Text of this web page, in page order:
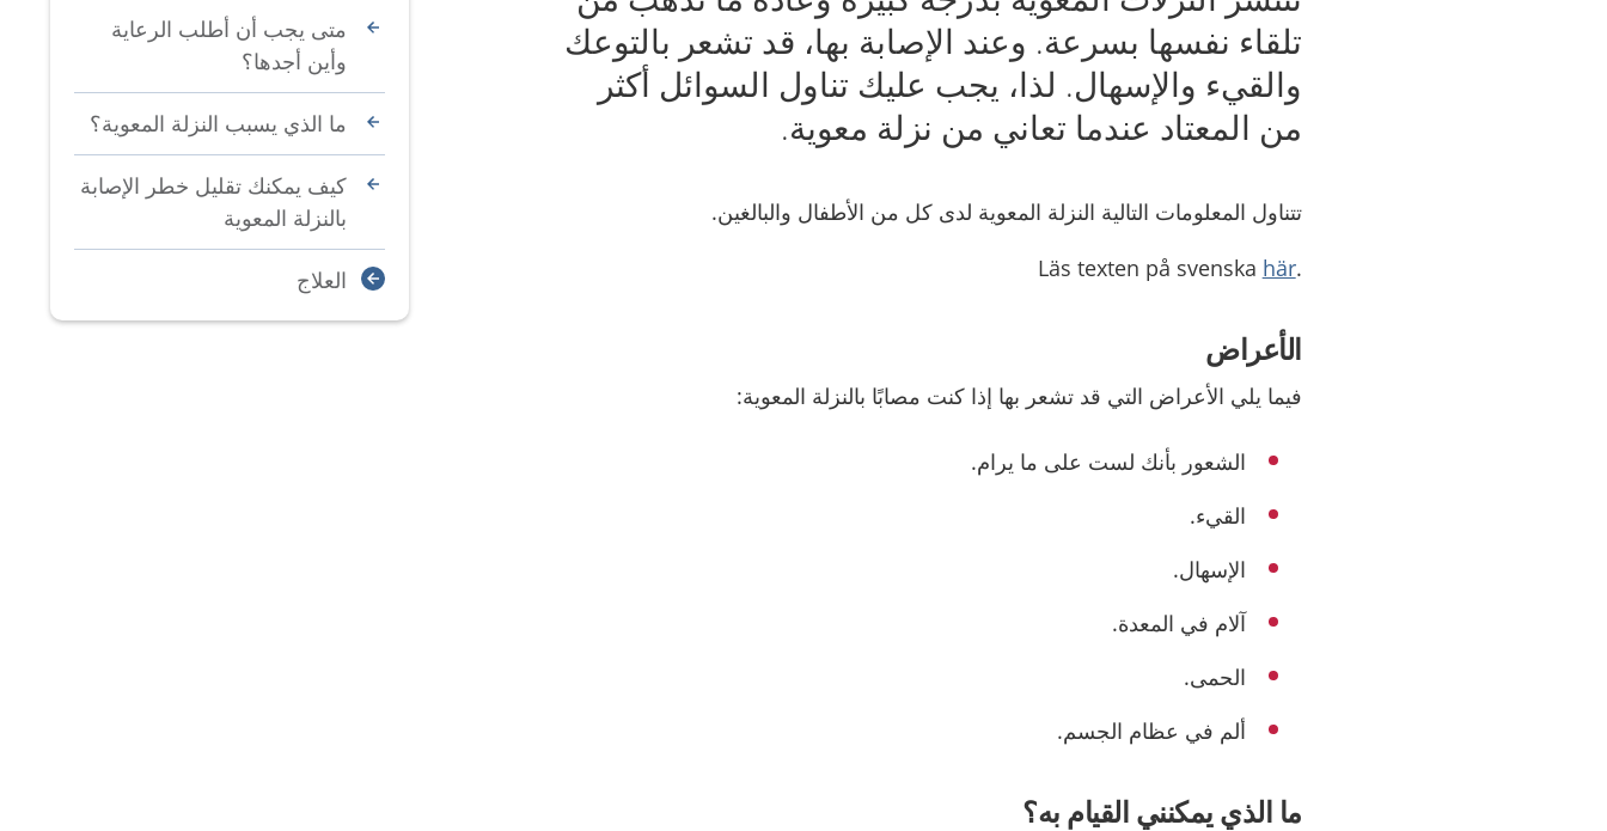
تلقاء نفسها بسرعة. وعند الإصابة بها، قد تشعر بالتوعك
والقيء والإسهال. لذا، يجب عليك تناول السوائل أكثر
من المعتاد عندما تعاني من نزلة معوية.
تتناول المعلومات التالية النزلة المعوية لدى كل من الأطفال والبالغين.
.Läs texten på svenska
här
الأعراض
فيما يلي الأعراض التي قد تشعر بها إذا كنت مصابًا بالنزلة المعوية:
الشعور بأنك لست على ما يرام.
القيء.
الإسهال.
آلام في المعدة.
الحمى.
ألم في عظام الجسم.
ما الذي يمكنني القيام به؟
متى يجب أن أطلب الرعاية
وأين أجدها؟
ما الذي يسبب النزلة المعوية؟
كيف يمكنك تقليل خطر الإصابة
بالنزلة المعوية
العلاج